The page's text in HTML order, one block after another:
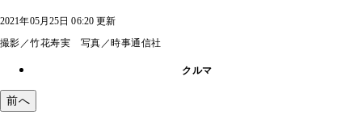
2021年05月25日 06:20 更新
撮影／竹花寿実 写真／時事通信社
クルマ
前へ